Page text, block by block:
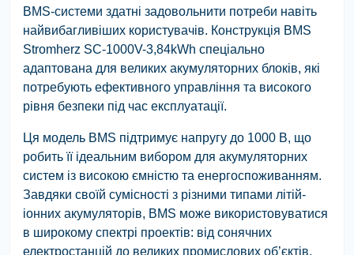
BMS-системи здатні задовольнити потреби навіть
найвибагливіших користувачів. Конструкція BMS
Stromherz SC-1000V-3,84kWh спеціально
адаптована для великих акумуляторних блоків, які
потребують ефективного управління та високого
рівня безпеки під час експлуатації.
Ця модель BMS підтримує напругу до 1000 В, що
робить її ідеальним вибором для акумуляторних
систем із високою ємністю та енергоспоживанням.
Завдяки своїй сумісності з різними типами літій-
іонних акумуляторів, BMS може використовуватися
в широкому спектрі проектів: від сонячних
електростанцій до великих промислових об’єктів.